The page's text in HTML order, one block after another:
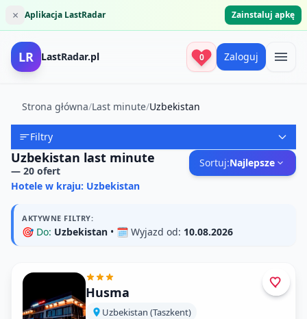
× Aplikacja LastRadar Zainstaluj apkę
LR LastRadar.pl 0 Zaloguj
Strona główna/Last minute/Uzbekistan
Filtry
Uzbekistan last minute
— 20 ofert
Sortuj:Najlepsze
Hotele w kraju: Uzbekistan
AKTYWNE FILTRY:
🎯 Do: Uzbekistan • 🗓️ Wyjazd od: 10.08.2026
Husma
Uzbekistan (Taszkent)